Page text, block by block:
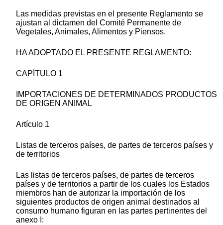
Las medidas previstas en el presente Reglamento se
ajustan al dictamen del Comité Permanente de
Vegetales, Animales, Alimentos y Piensos.
HA ADOPTADO EL PRESENTE REGLAMENTO:
CAPÍTULO 1
IMPORTACIONES DE DETERMINADOS PRODUCTOS
DE ORIGEN ANIMAL
Artículo 1
Listas de terceros países, de partes de terceros países y
de territorios
Las listas de terceros países, de partes de terceros
países y de territorios a partir de los cuales los Estados
miembros han de autorizar la importación de los
siguientes productos de origen animal destinados al
consumo humano figuran en las partes pertinentes del
anexo I: